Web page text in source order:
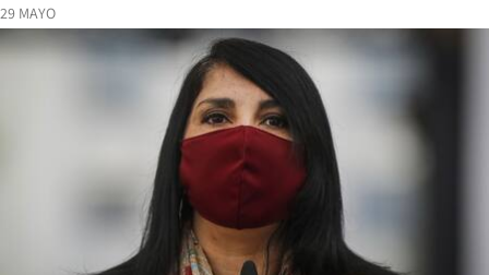
29 MAYO